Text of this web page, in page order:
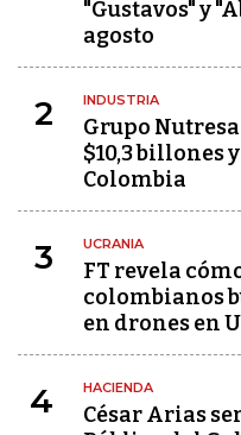
"Gustavos" y
agosto
2 INDUSTRIA
Grupo
$10,3 billones
Colombia
3 UCRANIA
FT revela
colombianos
en drones en
4 HACIENDA
César Arias